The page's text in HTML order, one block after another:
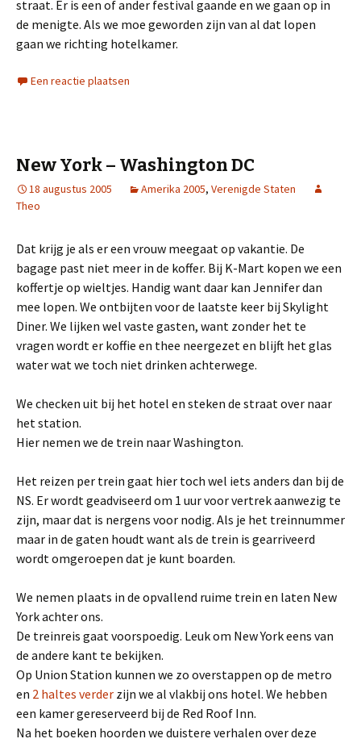
straat. Er is een of ander festival gaande en we gaan op in
de menigte. Als we moe geworden zijn van al dat lopen
gaan we richting hotelkamer.
Een reactie plaatsen
New York – Washington DC
18 augustus 2005 Amerika 2005, Verenigde Staten
Theo
Dat krijg je als er een vrouw meegaat op vakantie. De
bagage past niet meer in de koffer. Bij K-Mart kopen we een
koffertje op wieltjes. Handig want daar kan Jennifer dan
mee lopen. We ontbijten voor de laatste keer bij Skylight
Diner. We lijken wel vaste gasten, want zonder het te
vragen wordt er koffie en thee neergezet en blijft het glas
water wat we toch niet drinken achterwege.
We checken uit bij het hotel en steken de straat over naar
het station.
Hier nemen we de trein naar Washington.
Het reizen per trein gaat hier toch wel iets anders dan bij de
NS. Er wordt geadviseerd om 1 uur voor vertrek aanwezig te
zijn, maar dat is nergens voor nodig. Als je het treinnummer
maar in de gaten houdt want als de trein is gearriveerd
wordt omgeroepen dat je kunt boarden.
We nemen plaats in de opvallend ruime trein en laten New
York achter ons.
De treinreis gaat voorspoedig. Leuk om New York eens van
de andere kant te bekijken.
Op Union Station kunnen we zo overstappen op de metro
en 2 haltes verder zijn we al vlakbij ons hotel. We hebben
een kamer gereserveerd bij de Red Roof Inn.
Na het boeken hoorden we duistere verhalen over deze